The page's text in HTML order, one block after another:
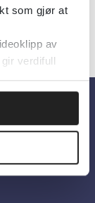
som gjør at
av
verdifull